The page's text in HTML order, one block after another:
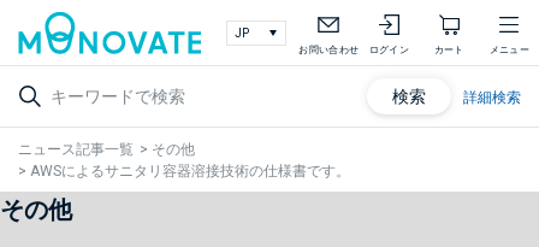
お問い合わせ ログイン カート メニュー
検索 詳細検索
ニュース記事一覧 > その他
> AWSによるサニタリ容器溶接技術の仕様書です。
その他